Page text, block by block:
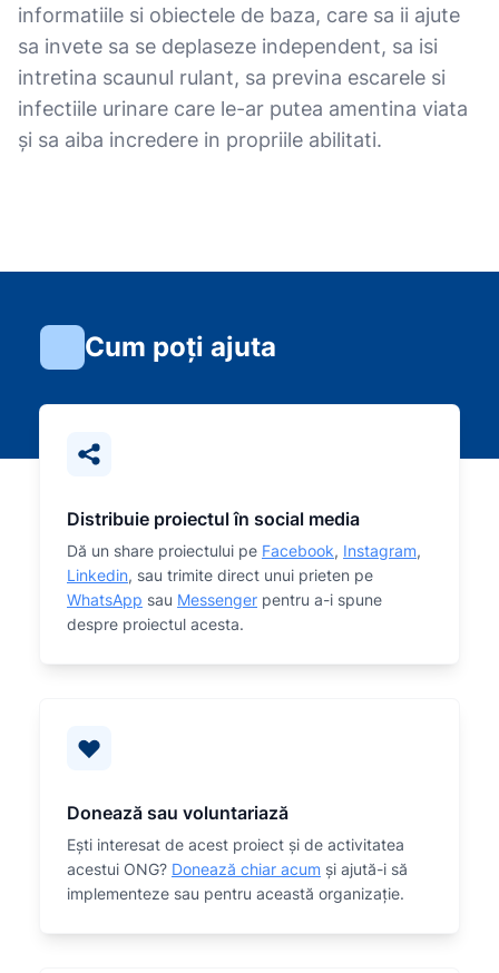
informatiile si obiectele de baza, care sa ii ajute
sa invete sa se deplaseze independent, sa isi
intretina scaunul rulant, sa previna escarele si
infectiile urinare care le-ar putea amentina viata
și sa aiba incredere in propriile abilitati.
Cum poți ajuta
Distribuie proiectul în social media
Dă un share proiectului pe Facebook, Instagram,
Linkedin, sau trimite direct unui prieten pe
WhatsApp sau Messenger pentru a-i spune
despre proiectul acesta.
Donează sau voluntariază
Eşti interesat de acest proiect și de activitatea
acestui ONG? Donează chiar acum și ajută-i să
implementeze sau pentru această organizaţie.